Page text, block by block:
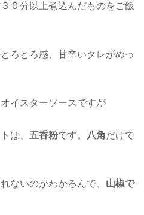
０分以上煮込んだものをご飯
ろとろ感、甘辛いタレがめっ
イスターソースですが
は、 五香粉です。 八角だけで
ないのがわかるんで、 山椒で